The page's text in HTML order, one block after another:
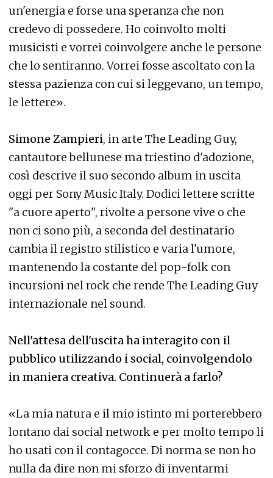
un'energia e forse una speranza che non
credevo di possedere. Ho coinvolto molti
musicisti e vorrei coinvolgere anche le persone
che lo sentiranno. Vorrei fosse ascoltato con la
stessa pazienza con cui si leggevano, un tempo,
le lettere».
Simone Zampieri, in arte The Leading Guy,
cantautore bellunese ma triestino d'adozione,
così descrive il suo secondo album in uscita
oggi per Sony Music Italy. Dodici lettere scritte
"a cuore aperto", rivolte a persone vive o che
non ci sono più, a seconda del destinatario
cambia il registro stilistico e varia l'umore,
mantenendo la costante del pop-folk con
incursioni nel rock che rende The Leading Guy
internazionale nel sound.
Nell'attesa dell'uscita ha interagito con il
pubblico utilizzando i social, coinvolgendolo
in maniera creativa. Continuerà a farlo?
«La mia natura e il mio istinto mi porterebbero
lontano dai social network e per molto tempo li
ho usati con il contagocce. Di norma se non ho
nulla da dire non mi sforzo di inventarmi